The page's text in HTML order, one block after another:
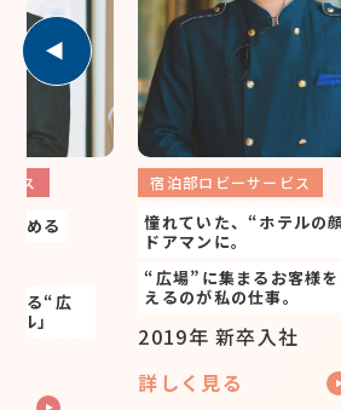
“広
宿泊部ロビーサービス
憧れていた、“ホテルの顔”の
ドアマンに。
“広場”に集まるお客様を出迎
えるのが私の仕事。
2019年 新卒入社
詳しく見る